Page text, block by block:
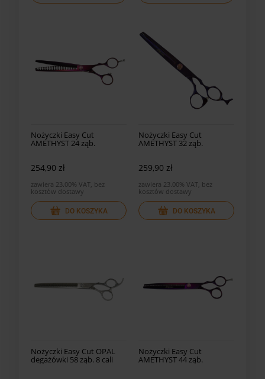
Nożyczki Easy Cut
AMETHYST 24 ząb.
degażówki AM-24
254,90 zł
zawiera 23.00% VAT, bez
kosztów dostawy
DO KOSZYKA
Nożyczki Easy Cut
AMETHYST 32 ząb.
degażówki AM-32
259,90 zł
zawiera 23.00% VAT, bez
kosztów dostawy
DO KOSZYKA
Nożyczki Easy Cut OPAL
degażówki 58 ząb. 8 cali
Nożyczki Easy Cut
AMETHYST 44 ząb.